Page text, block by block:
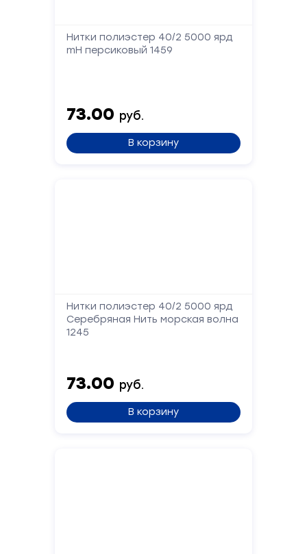
Нитки полиэстер 40/2 5000 ярд
mH персиковый 1459
73.00 руб.
В корзину
Нитки полиэстер 40/2 5000 ярд
Серебряная Нить морская волна
1245
73.00 руб.
В корзину
Форма
форму,
и